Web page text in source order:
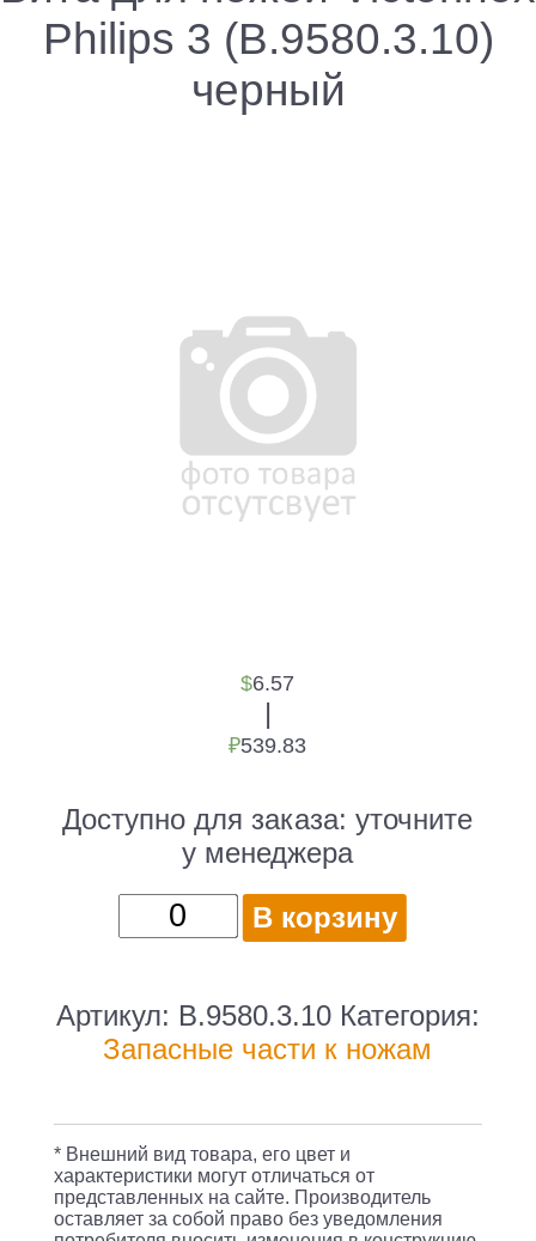
Philips 3 (B.9580.3.10)
черный
$6.57
|
₽539.83
Доступно для заказа:уточните
у менеджера
Количество
товара
для
ножей
3
(B.9580.3.10)
черный
В корзину
Артикул: B.9580.3.10 Категория:
Запасные части к ножам
* Внешний вид товара, его цвет и
характеристики могут отличаться от
представленных на сайте. Производитель
оставляет за собой право без уведомления